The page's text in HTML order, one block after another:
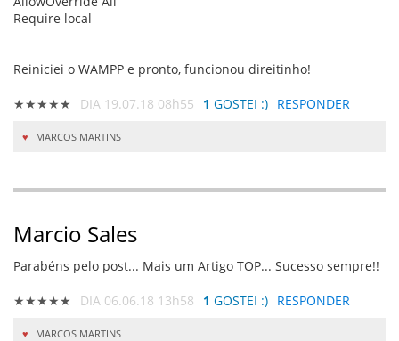
Require local
Reiniciei o WAMPP e pronto, funcionou direitinho!
★★★★★ DIA 19.07.18 08h55 1 GOSTEI :) RESPONDER
MARCOS MARTINS
Marcio Sales
Parabéns pelo post... Mais um Artigo TOP... Sucesso sempre!!
★★★★★ DIA 06.06.18 13h58 1 GOSTEI :) RESPONDER
MARCOS MARTINS